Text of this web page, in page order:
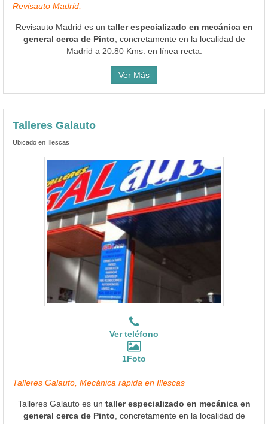
Revisauto Madrid,
Revisauto Madrid es un taller especializado en mecánica en
general cerca de Pinto , concretamente en la localidad de
Madrid a 20.80 Kms. en línea recta.
Ver Más
Talleres Galauto
Ubicado en Illescas
Ver teléfono
1Foto
Talleres Galauto, Mecánica rápida en Illescas
Talleres Galauto es un taller especializado en mecánica en
general cerca de Pinto , concretamente en la localidad de